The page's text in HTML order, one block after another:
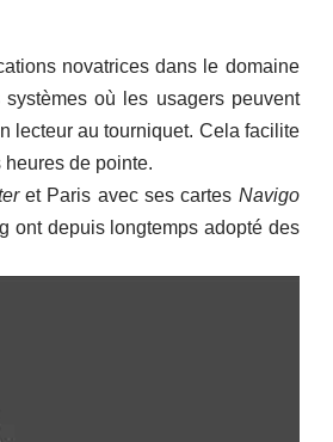
novatrices dans le domaine
où les usagers peuvent
lecteur au tourniquet. Cela facilite
heures de pointe.
et Paris avec ses cartes Navigo
ont depuis longtemps adopté des